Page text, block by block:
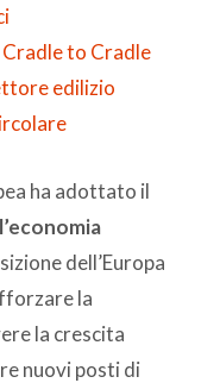
to Cradle
edilizio
ha adottato il
dell’Europa
la
la crescita
nuovi posti di